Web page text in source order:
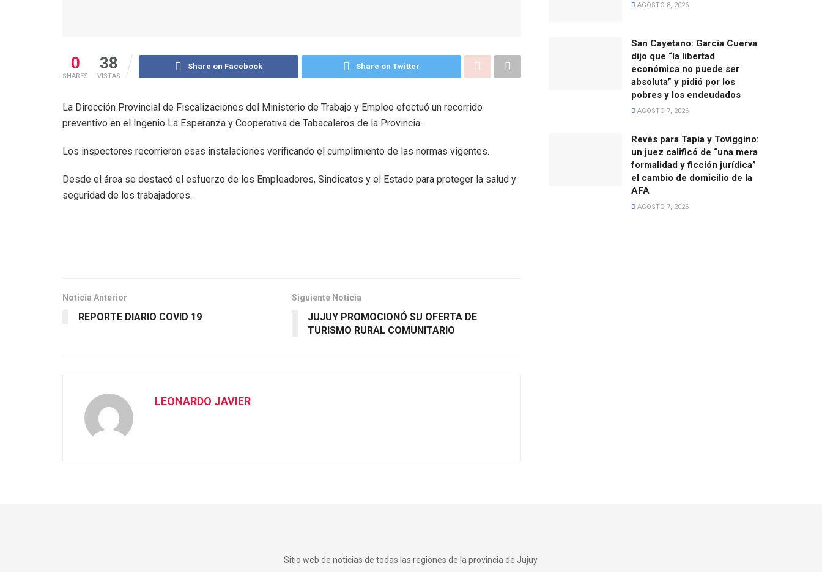
0
SHARES
38
VISTAS
Share on Facebook Share on Twitter
La Dirección Provincial de Fiscalizaciones del Ministerio de Trabajo y Empleo efectuó un recorrido
preventivo en el Ingenio La Esperanza y Cooperativa de Tabacaleros de la Provincia.
Los inspectores recorrieron esas instalaciones verificando el cumplimiento de las normas vigentes.
Desde el área se destacó el esfuerzo de los Empleadores, Sindicatos y el Estado para proteger la salud y
seguridad de los trabajadores.
Noticia Anterior
REPORTE DIARIO COVID 19
Siguiente Noticia
JUJUY PROMOCIONÓ SU OFERTA DE
TURISMO RURAL COMUNITARIO
LEONARDO JAVIER
AGOSTO 8, 2026
San Cayetano: García Cuerva
dijo que “la libertad
económica no puede ser
absoluta” y pidió por los
pobres y los endeudados
AGOSTO 7, 2026
Revés para Tapia y Toviggino:
un juez calificó de “una mera
formalidad y ficción jurídica”
el cambio de domicilio de la
AFA
AGOSTO 7, 2026
Sitio web de noticias de todas las regiones de la provincia de Jujuy.